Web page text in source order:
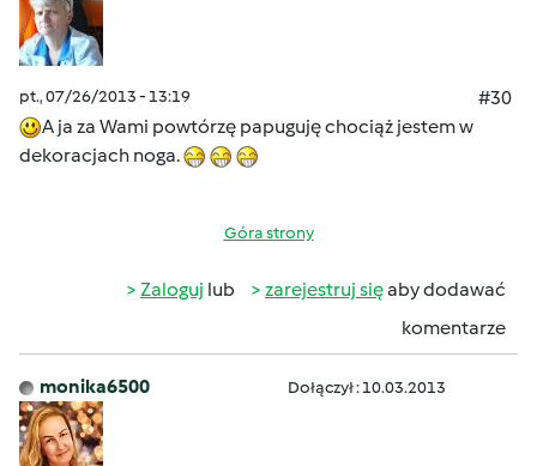
pt., 07/26/2013 - 13:19
#30
A ja za Wami powtórzę papuguję chociąż jestem w
dekoracjach noga.
Góra strony
Zaloguj lub zarejestruj sięaby dodawać
komentarze
monika6500 Dołączył : 10.03.2013